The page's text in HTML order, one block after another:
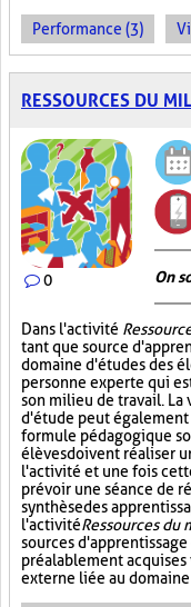
Performance (3)
RESSOURCES DU
0 On
Dans l'activité
tant que source
domaine d'études des
personne experte qui
son milieu de travail.
d'étude peut
formule pédagogique
élèves doivent réaliser
l'activité et une fois
prévoir une séance de
synthèse des
l'activitéRessources du
sources
préalablement acquises
externe liée au